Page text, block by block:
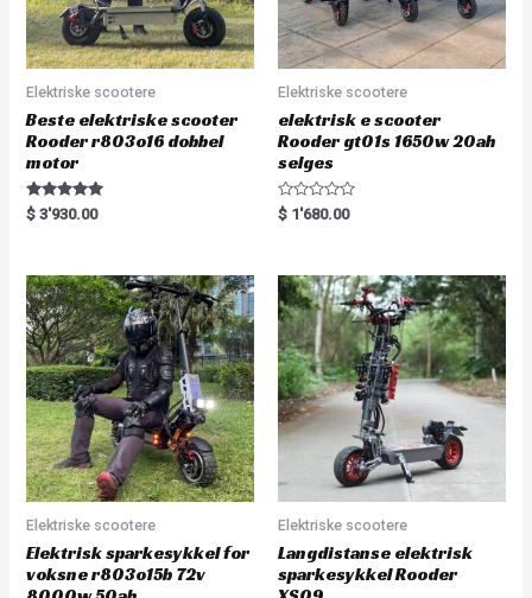
Elektriske scootere
Beste elektriske scooter
Rooder r803o16 dobbel
motor
Rated
5.00
$ 3'930.00
Elektriske scootere
elektrisk e scooter
Rooder gt01s 1650w 20ah
selges
R
a
0
o
u
t
o
f
5
$ 1'680.00
Elektriske scootere
Elektrisk sparkesykkel for
voksne r803o15b 72v
Elektriske scootere
Langdistanse elektrisk
sparkesykkel Rooder